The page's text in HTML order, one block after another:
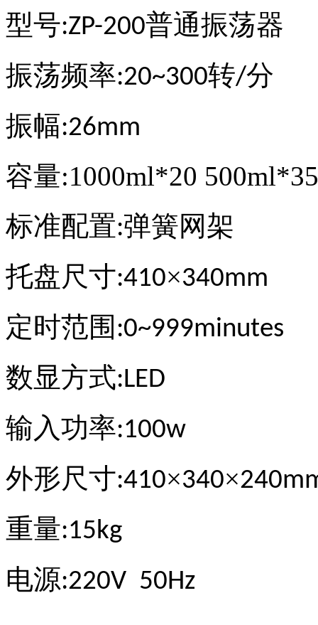
型号:ZP-200普通振荡器
振荡频率:20~300转/分
振幅:26mm
容量:1000ml*20
标准配置:弹簧网架
托盘尺寸:410×340mm
定时范围 :0~999minutes
数显方式:LED
输入功率:100w
外形尺寸:410×340×
重量:15kg
电源:220V 50Hz